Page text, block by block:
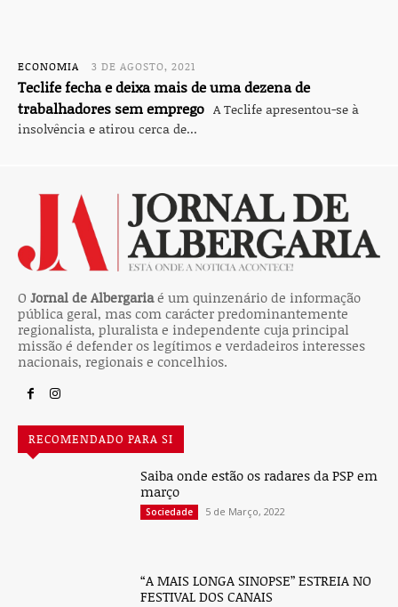
ECONOMIA 3 DE AGOSTO, 2021
Teclife fecha e deixa mais de uma dezena de
trabalhadores sem emprego A Teclife apresentou-se à
insolvência e atirou cerca de...
O Jornal de Albergariaé um quinzenário de informação
pública geral, mas com carácter predominantemente
regionalista, pluralista e independente cuja principal
missão é defender os legítimos e verdadeiros interesses
nacionais, regionais e concelhios.
RECOMENDADO PARA SI
Saiba onde estão os radares da PSP em
março
Sociedade 5 de Março, 2022
“A MAIS LONGA SINOPSE” ESTREIA NO
FESTIVAL DOS CANAIS